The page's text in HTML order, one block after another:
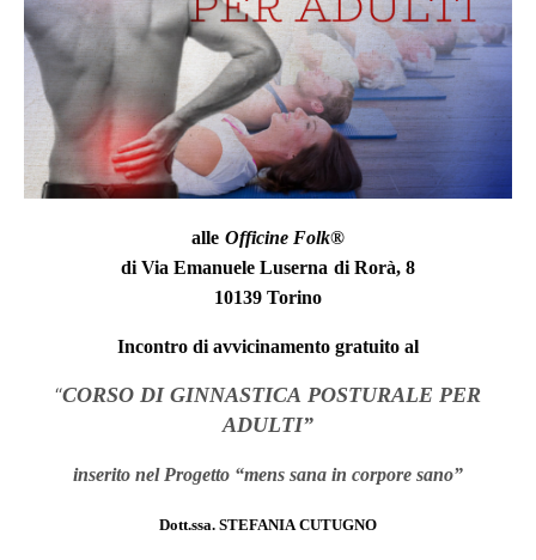
alle Officine Folk®
di Via Emanuele Luserna di Rorà, 8
10139 Torino
Incontro di avvicinamento gratuito al
“CORSO DI GINNASTICA POSTURALE PER
ADULTI”
inserito nel Progetto “mens sana in corpore sano”
Dott.ssa. STEFANIA CUTUGNO